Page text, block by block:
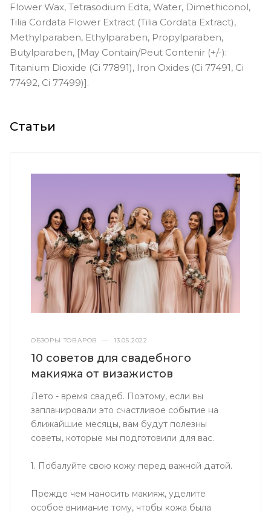
Flower Wax, Tetrasodium Edta, Water, Dimethiconol,
Tilia Cordata Flower Extract (Tilia Cordata Extract),
Methylparaben, Ethylparaben, Propylparaben,
Butylparaben, [May Contain/Peut Contenir (+/-):
Titanium Dioxide (Ci 77891), Iron Oxides (Ci 77491, Ci
77492, Ci 77499)].
Статьи
ОБЗОРЫ ТОВАРОВ — 13.05.2022
10 советов для свадебного
макияжа от визажистов
Лето - время свадеб. Поэтому, если вы
запланировали это счастливое событие на
ближайшие месяцы, вам будут полезны
советы, которые мы подготовили для вас.
1. Побалуйте свою кожу перед важной датой.
Прежде чем наносить макияж, уделите
особое внимание тому, чтобы кожа была